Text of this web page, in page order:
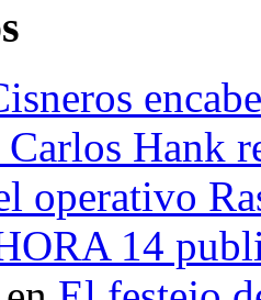
Hank
operativo
14